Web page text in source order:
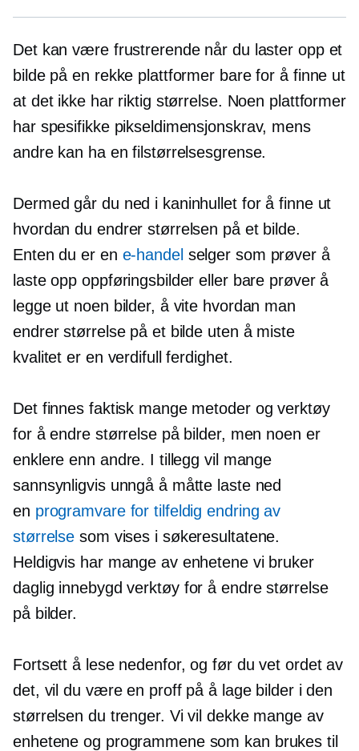
Det kan være frustrerende når du laster opp et
bilde på en rekke plattformer bare for å finne ut
at det ikke har riktig størrelse. Noen plattformer
har spesifikke pikseldimensjonskrav, mens
andre kan ha en filstørrelsesgrense.
Dermed går du ned i kaninhullet for å finne ut
hvordan du endrer størrelsen på et bilde.
Enten du er en e-handel selger som prøver å
laste opp oppføringsbilder eller bare prøver å
legge ut noen bilder, å vite hvordan man
endrer størrelse på et bilde uten å miste
kvalitet er en verdifull ferdighet.
Det finnes faktisk mange metoder og verktøy
for å endre størrelse på bilder, men noen er
enklere enn andre. I tillegg vil mange
sannsynligvis unngå å måtte laste ned
en programvare for tilfeldig endring av
størrelse som vises i søkeresultatene.
Heldigvis har mange av enhetene vi bruker
daglig innebygd verktøy for å endre størrelse
på bilder.
Fortsett å lese nedenfor, og før du vet ordet av
det, vil du være en proff på å lage bilder i den
størrelsen du trenger. Vi vil dekke mange av
enhetene og programmene som kan brukes til